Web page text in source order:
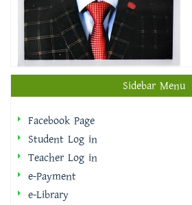
Sidebar Menu
Facebook Page
Student Log in
Teacher Log in
e-Payment
e-Library